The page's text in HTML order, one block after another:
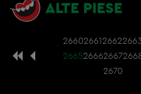
nevoie sa accepti cookie-urile
ALTE PIESE
266026612662
266526662667
2670